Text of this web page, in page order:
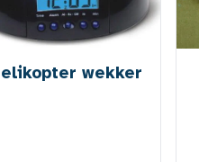
wekker